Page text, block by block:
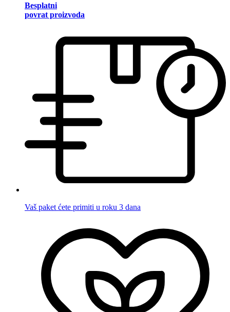
Besplatni
povrat proizvoda
Vaš paket ćete primiti u roku 3 dana